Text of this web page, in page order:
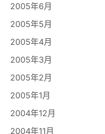
2005年6月
2005年5月
2005年4月
2005年3月
2005年2月
2005年1月
2004年12月
2004年11月